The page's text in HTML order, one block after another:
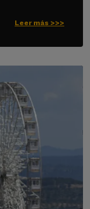
Leer más >>>